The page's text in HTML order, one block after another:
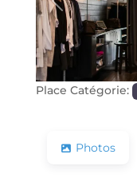
Précédente
Place Catégorie:
Photos